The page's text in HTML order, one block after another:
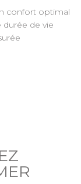
confort optimal
de vie